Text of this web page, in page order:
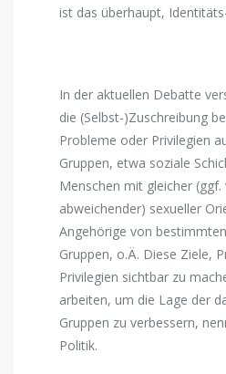
ist das überhaupt,
In der aktuellen Debatte
die (Selbst-)Zuschreibung
Probleme oder Privilegien
Gruppen, etwa soziale
Menschen mit gleicher
abweichender) sexueller
Angehörige von
Gruppen, o.Ä. Diese Ziele,
Privilegien sichtbar zu
arbeiten, um die Lage der
Gruppen zu verbessern,
Politik.